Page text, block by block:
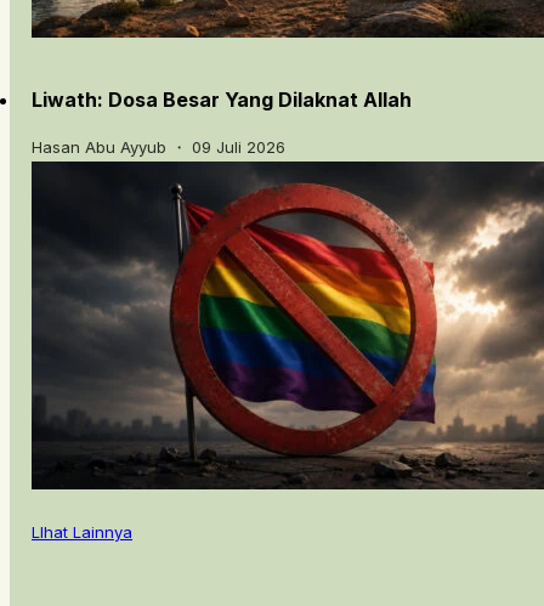
Liwath: Dosa Besar Yang Dilaknat Allah
Hasan Abu Ayyub ・ 09 Juli 2026
LIhat Lainnya